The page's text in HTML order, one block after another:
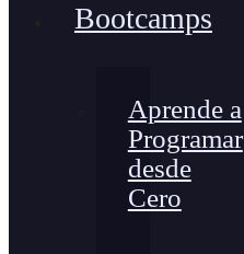
Bootcamps
Aprende a
Programar
desde
Cero